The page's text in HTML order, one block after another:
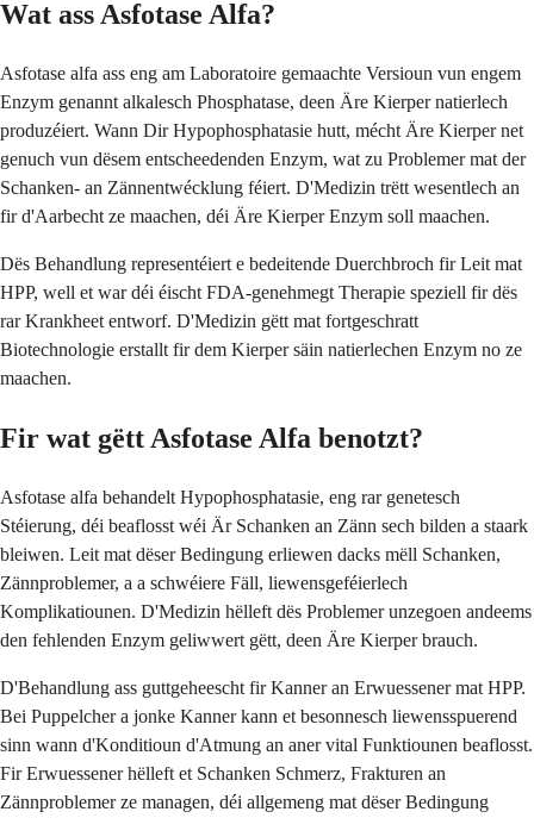
Wat ass Asfotase Alfa?
Asfotase alfa ass eng am Laboratoire gemaachte Versioun vun engem
Enzym genannt alkalesch Phosphatase, deen Äre Kierper natierlech
produzéiert. Wann Dir Hypophosphatasie hutt, mécht Äre Kierper net
genuch vun dësem entscheedenden Enzym, wat zu Problemer mat der
Schanken- an Zännentwécklung féiert. D'Medizin trëtt wesentlech an
fir d'Aarbecht ze maachen, déi Äre Kierper Enzym soll maachen.
Dës Behandlung representéiert e bedeitende Duerchbroch fir Leit mat
HPP, well et war déi éischt FDA-genehmegt Therapie speziell fir dës
rar Krankheet entworf. D'Medizin gëtt mat fortgeschratt
Biotechnologie erstallt fir dem Kierper säin natierlechen Enzym no ze
maachen.
Fir wat gëtt Asfotase Alfa benotzt?
Asfotase alfa behandelt Hypophosphatasie, eng rar genetesch
Stéierung, déi beaflosst wéi Är Schanken an Zänn sech bilden a staark
bleiwen. Leit mat dëser Bedingung erliewen dacks mëll Schanken,
Zännproblemer, a a schwéiere Fäll, liewensgeféierlech
Komplikatiounen. D'Medizin hëlleft dës Problemer unzegoen andeems
den fehlenden Enzym geliwwert gëtt, deen Äre Kierper brauch.
D'Behandlung ass guttgeheescht fir Kanner an Erwuessener mat HPP.
Bei Puppelcher a jonke Kanner kann et besonnesch liewensspuerend
sinn wann d'Konditioun d'Atmung an aner vital Funktiounen beaflosst.
Fir Erwuessener hëlleft et Schanken Schmerz, Frakturen an
Zännproblemer ze managen, déi allgemeng mat dëser Bedingung